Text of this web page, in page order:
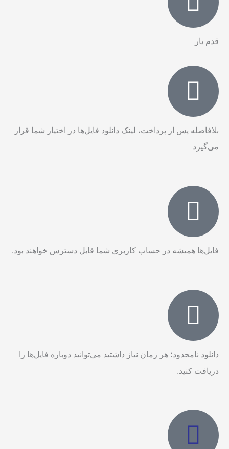
قدم‌ یار
بلافاصله پس از پرداخت، لینک دانلود فایل‌ها در اختیار شما قرار
می‌گیرد
فایل‌ها همیشه در حساب کاربری شما قابل دسترس خواهند بود.
دانلود نامحدود؛ هر زمان نیاز داشتید می‌توانید دوباره فایل‌ها را
دریافت کنید.